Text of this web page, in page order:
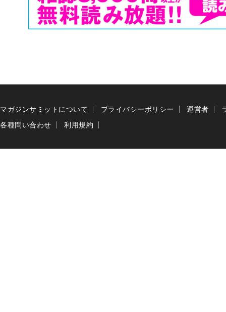
マガジンサミットについて プライバシーポリシー 運営者
各種問い合わせ
利用規約